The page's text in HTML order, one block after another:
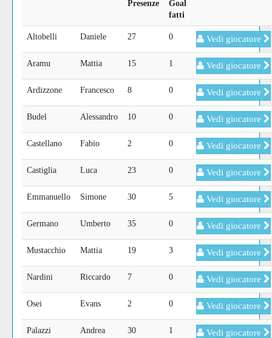
Presenze
Goal
fatti
Altobelli Daniele 27 0 Vedi giocatore
Aramu Mattia 15 1 Vedi giocatore
Ardizzone Francesco 8 0 Vedi giocatore
Budel Alessandro 10 0 Vedi giocatore
Castellano Fabio 2 0 Vedi giocatore
Castiglia Luca 23 0 Vedi giocatore
Emmanuello Simone 30 5 Vedi giocatore
Germano Umberto 35 0 Vedi giocatore
Mustacchio Mattia 19 3 Vedi giocatore
Nardini Riccardo 7 0 Vedi giocatore
Osei Evans 2 0 Vedi giocatore
Palazzi Andrea 30 1 Vedi giocatore